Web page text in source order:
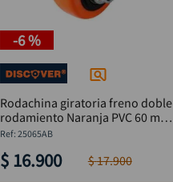
-6 %
Rodachina giratoria freno doble
rodamiento Naranja PVC 60 mm
DISCOVER
:25065AB
$ 16.900 $17.900